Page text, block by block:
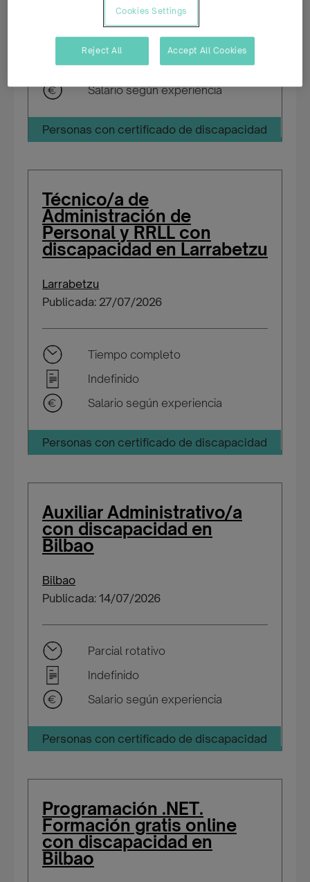
Tiempo completo
Indefinido
Salario según experiencia
Personas con certificado de discapacidad
Técnico/a de
Administración de
Personal y RRLL con
discapacidad en Larrabetzu
Larrabetzu
Publicada: 27/07/2026
Tiempo completo
Indefinido
Salario según experiencia
Personas con certificado de discapacidad
Auxiliar Administrativo/a
con discapacidad en
Bilbao
Bilbao
Publicada: 14/07/2026
Parcial rotativo
Indefinido
Salario según experiencia
Personas con certificado de discapacidad
Programación .NET.
Formación gratis online
con discapacidad en
Bilbao
Cookies Settings
Reject All Accept All Cookies